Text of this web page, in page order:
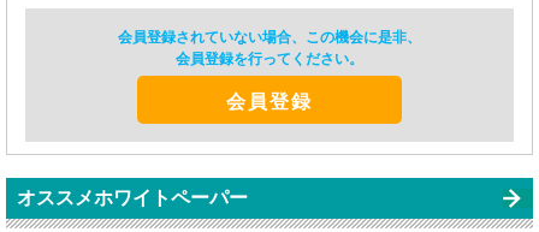
会員登録されていない場合、この機会に是非、
会員登録を行ってください。
会員登録
オススメホワイトペーパー